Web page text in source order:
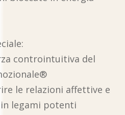
controintuitiva del
le relazioni affettive e
legami potenti